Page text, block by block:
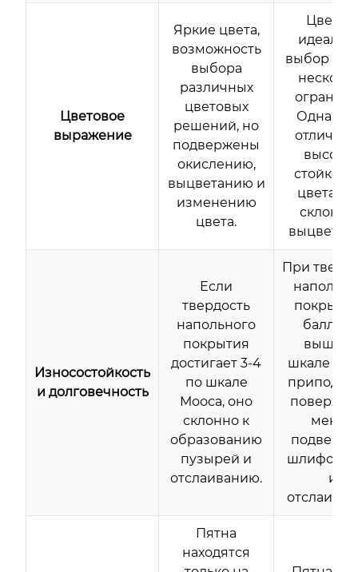
Цветовое
выражение
Яркие цвета,
возможность
выбора
различных
цветовых
решений, но
подвержены
окислению,
выцветанию и
изменению
цвета.
Цвет не
выбор
Однако,
цвета и
склонен
Износостойкость
и долговечность
Если
твердость
напольного
покрытия
достигает 3-4
по шкале
Мооса, оно
склонно к
образованию
пузырей и
отслаиванию.
При
баллов
выше
шкале
менее
и
Пятна
находятся